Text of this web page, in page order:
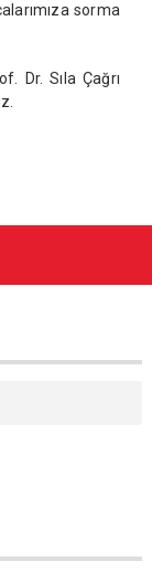
sorma
Dr. Sıla Çağrı